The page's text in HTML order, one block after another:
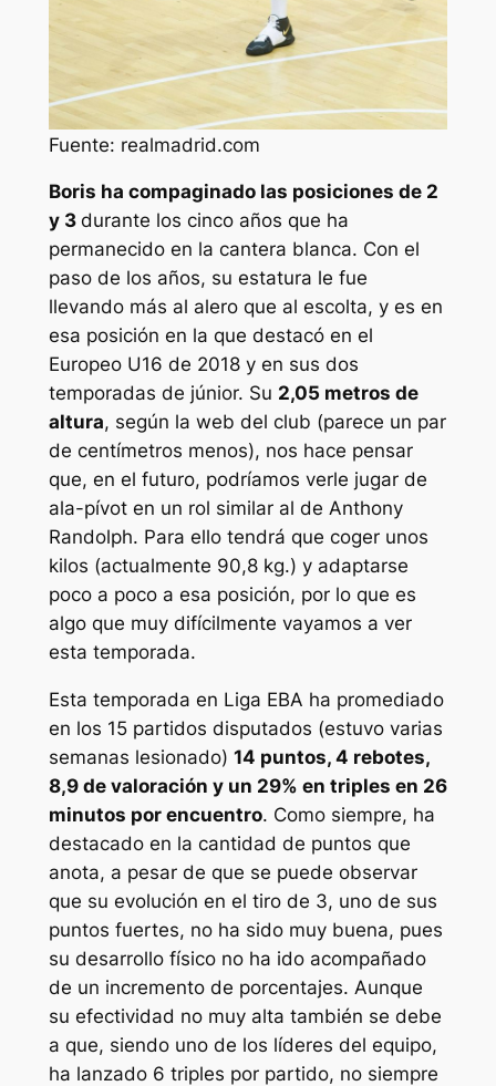
Fuente: realmadrid.com
Boris ha compaginado las posiciones de 2
y 3 durante los cinco años que ha
permanecido en la cantera blanca. Con el
paso de los años, su estatura le fue
llevando más al alero que al escolta, y es en
esa posición en la que destacó en el
Europeo U16 de 2018 y en sus dos
temporadas de júnior. Su 2,05 metros de
altura, según la web del club (parece un par
de centímetros menos), nos hace pensar
que, en el futuro, podríamos verle jugar de
ala-pívot en un rol similar al de Anthony
Randolph. Para ello tendrá que coger unos
kilos (actualmente 90,8 kg.) y adaptarse
poco a poco a esa posición, por lo que es
algo que muy difícilmente vayamos a ver
esta temporada.
Esta temporada en Liga EBA ha promediado
en los 15 partidos disputados (estuvo varias
semanas lesionado) 14 puntos, 4 rebotes,
8,9 de valoración y un 29% en triples en 26
minutos por encuentro. Como siempre, ha
destacado en la cantidad de puntos que
anota, a pesar de que se puede observar
que su evolución en el tiro de 3, uno de sus
puntos fuertes, no ha sido muy buena, pues
su desarrollo físico no ha ido acompañado
de un incremento de porcentajes. Aunque
su efectividad no muy alta también se debe
a que, siendo uno de los líderes del equipo,
ha lanzado 6 triples por partido, no siempre